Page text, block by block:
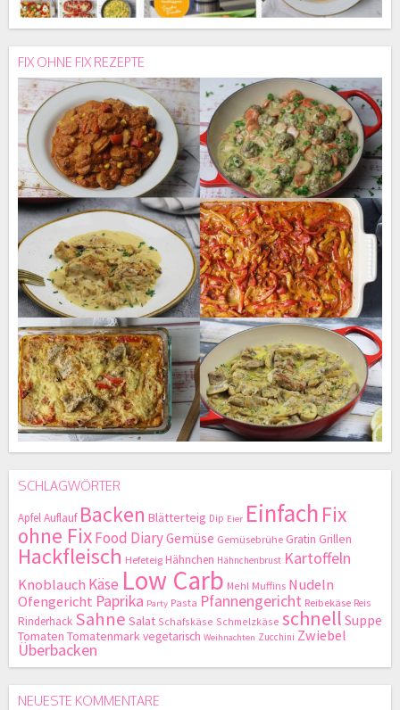
FIX OHNE FIX REZEPTE
SCHLAGWÖRTER
ApfelAuflauf Backen Blätterteig Dip Eier Einfach Fix
ohne FixFood DiaryGemüse Gemüsebrühe Gratin Grillen
Hackfleisch Hefeteig Hähnchen Hähnchenbrust Kartoffeln
Knoblauch Käse Low Carb Mehl Muffins Nudeln
Ofengericht Paprika Party Pasta Pfannengericht Reibekäse Reis
Rinderhack Sahne Salat Schafskäse Schmelzkäse schnell Suppe
Tomaten Tomatenmarkvegetarisch Weihnachten Zucchini Zwiebel
Überbacken
NEUESTE KOMMENTARE